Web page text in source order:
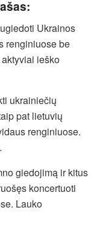
Ukrainos
renginiuose be
ieško
ukrainiečių
pat lietuvių
renginiuose.
giedojimą ir kitus
koncertuoti
Lauko